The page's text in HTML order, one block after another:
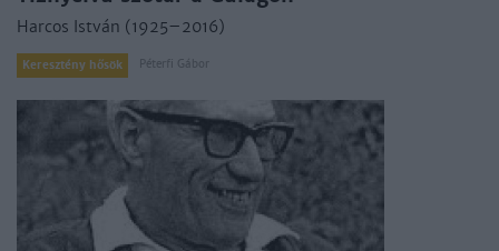
Harcos István (1925–2016)
Keresztény hősök Péterfi Gábor